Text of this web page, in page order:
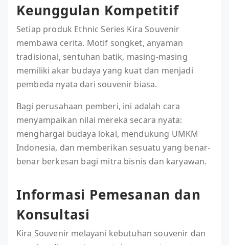
Keunggulan Kompetitif
Setiap produk Ethnic Series Kira Souvenir
membawa cerita. Motif songket, anyaman
tradisional, sentuhan batik, masing-masing
memiliki akar budaya yang kuat dan menjadi
pembeda nyata dari souvenir biasa.
Bagi perusahaan pemberi, ini adalah cara
menyampaikan nilai mereka secara nyata:
menghargai budaya lokal, mendukung UMKM
Indonesia, dan memberikan sesuatu yang benar-
benar berkesan bagi mitra bisnis dan karyawan.
Informasi Pemesanan dan
Konsultasi
Kira Souvenir melayani kebutuhan souvenir dan